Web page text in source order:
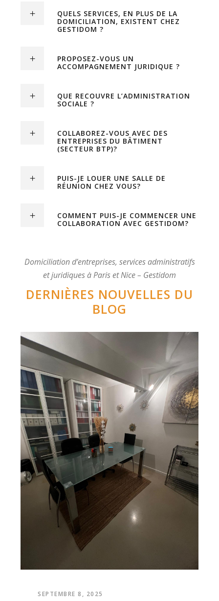
QUELS SERVICES, EN PLUS DE LA
DOMICILIATION, EXISTENT CHEZ
GESTIDOM ?
PROPOSEZ-VOUS UN
ACCOMPAGNEMENT JURIDIQUE ?
QUE RECOUVRE L’ADMINISTRATION
SOCIALE ?
COLLABOREZ-VOUS AVEC DES
ENTREPRISES DU BÂTIMENT
(SECTEUR BTP)?
PUIS-JE LOUER UNE SALLE DE
RÉUNION CHEZ VOUS?
COMMENT PUIS-JE COMMENCER UNE
COLLABORATION AVEC GESTIDOM?
Domiciliation d’entreprises, services administratifs
et juridiques à Paris et Nice – Gestidom
DERNIÈRES NOUVELLES DU
BLOG
SEPTEMBRE 8, 2025